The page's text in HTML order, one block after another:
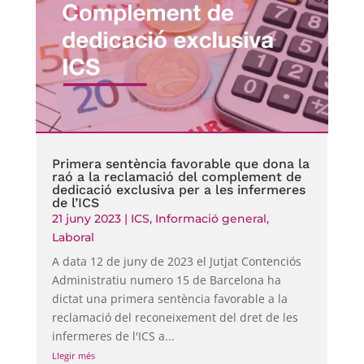
Primera sentència favorable que dona la
raó a la reclamació del complement de
dedicació exclusiva per a les infermeres
de l’ICS
21 juny 2023| ICS, Informació general,
Laboral
A data 12 de juny de 2023 el Jutjat Contenciós
Administratiu numero 15 de Barcelona ha
dictat una primera sentència favorable a la
reclamació del reconeixement del dret de les
infermeres de l'ICS a...
Llegir més